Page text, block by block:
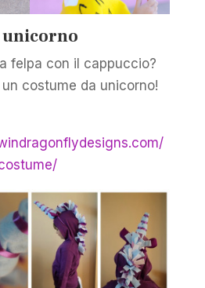
unicorno
felpa con il cappuccio?
costume da unicorno!